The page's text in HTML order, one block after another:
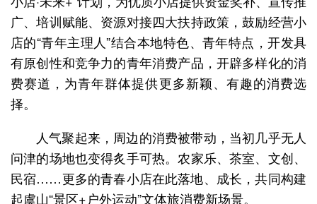
广、培训赋能、资源对接四大扶持政策，鼓励经营小
店的“青年主理人”结合本地特色、青年特点，开发具
有原创性和竞争力的青年消费产品，开辟多样化的消
费赛道，为青年群体提供更多新颖、有趣的消费选
择。
人气聚起来，周边的消费被带动，当初几乎无人
问津的场地也变得炙手可热。农家乐、茶室、文创、
民宿……更多的青春小店在此落地、成长，共同构建
起虞山“景区+户外运动”文体旅消费新场景。